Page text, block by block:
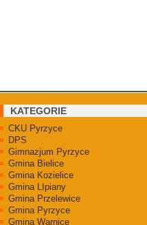
KATEGORIE
CKU Pyrzyce
DPS
Gimnazjum Pyrzyce
Gmina Bielice
Gmina Kozielice
Gmina LIpiany
Gmina Przelewice
Gmina Pyrzyce
Gmina Warnice